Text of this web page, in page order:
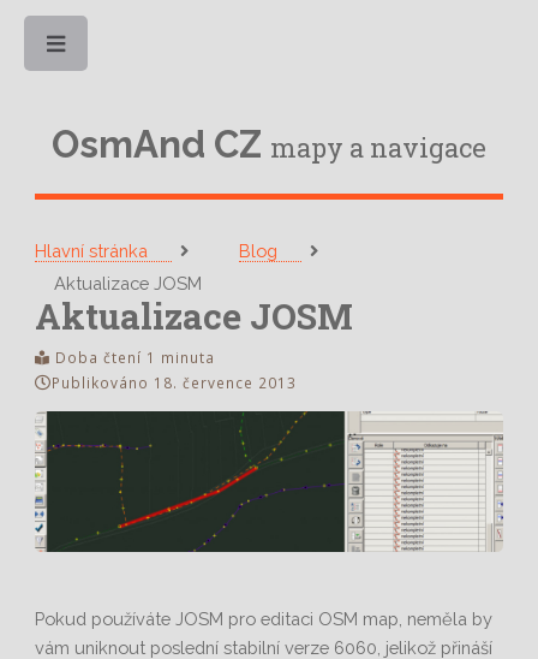
OsmAnd CZ mapy a navigace
Hlavní stránka
Blog
Aktualizace JOSM
Aktualizace JOSM
Doba čtení 1 minuta
Publikováno 18. července 2013
Pokud používáte JOSM pro editaci OSM map, neměla by
vám uniknout poslední stabilní verze 6060, jelikož přináší